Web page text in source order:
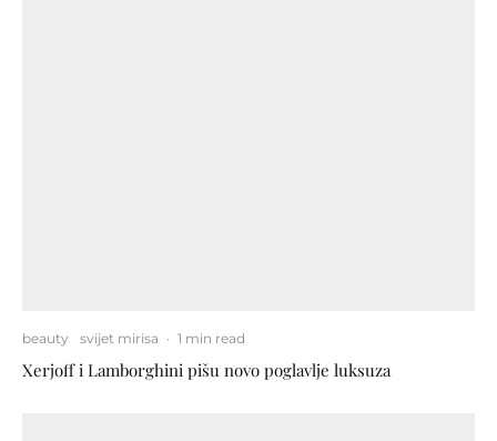
beauty svijet mirisa · 1 min read
Xerjoff i Lamborghini pišu novo poglavlje luksuza